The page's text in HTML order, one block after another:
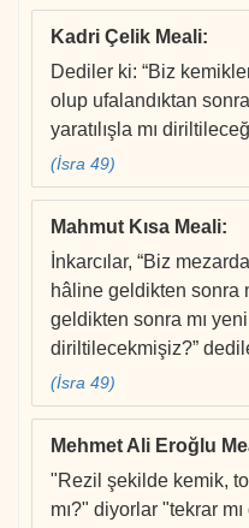
Kadri Çelik Meali:
Dediler ki: “Biz
olup ufalandıktan
yaratılışla mı
(İsra 49)
Mahmut Kısa Meali:
İnkarcılar, “Biz
hâline geldikten sonra
geldikten sonra mı yeni
diriltilecekmişiz?”
(İsra 49)
Mehmet Ali Eroğlu
"Rezil şekilde kemik,
mı?" diyorlar "tekrar